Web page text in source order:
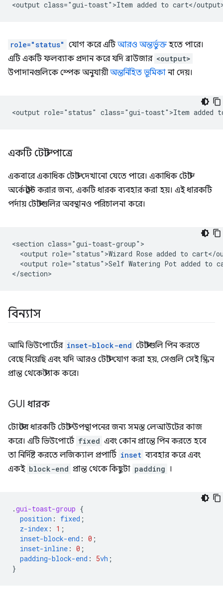
role="status" যোগ করে এটিআরও অন্তর্ভুক্তহতে পারে।
এটি একটি ফলব্যাক প্রদান করে যদি ব্রাউজার <output>
উপাদানগুলিকে স্পেক অনুযায়ীঅন্তর্নিহিত ভূমিকা না দেয়।
একটি টোস্ট পাত্রে
একবারে একাধিক টোস্ট দেখানো যেতে পারে। একাধিক টোস্ট
অর্কেস্ট্রেট করার জন্য, একটি ধারক ব্যবহার করা হয়। এই ধারকটি
পর্দায় টোস্টগুলির অবস্থানও পরিচালনা করে।
<section class="gui-toast-group">
<output role="status">Wizard Rose added to cart</
<output role="status">Self Watering Pot added to
বিন্যাস
আমি ভিউপোর্টের inset-block-end টোস্টগুলি পিন করতে
বেছে নিয়েছি এবং যদি আরও টোস্ট যোগ করা হয়, সেগুলি সেই স্ক্রিন
প্রান্ত থেকে স্ট্যাক করে।
GUI ধারক
টোস্টের ধারকটি টোস্ট উপস্থাপনের জন্য সমস্ত লেআউটের কাজ
করে। এটি ভিউপোর্টে fixed এবং কোন প্রান্তে পিন করতে হবে
তা নির্দিষ্ট করতে লজিক্যাল প্রপার্টি inset ব্যবহার করে এবং
একই block-end প্রান্ত থেকে কিছুটা padding ।
.gui-toast-group {
position : fixed ;
z-index : 1 ;
inset-block-end : 0 ;
inset-inline : 0 ;
padding-block-end : 5vh ;
}